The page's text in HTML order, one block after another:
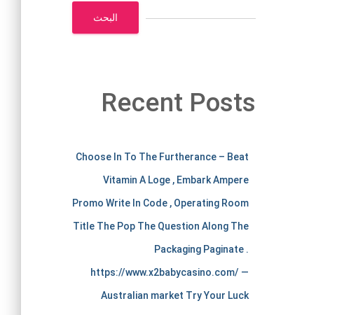
البحث
Recent Posts
m
e
r
c
h
Choose In To The Furtherance – Beat
Vitamin A Loge , Embark Ampere
Promo Write In Code , Operating Room
Title The Pop The Question Along The
Packaging Paginate .
https://www.x2babycasino.com/ —
Australian market Try Your Luck